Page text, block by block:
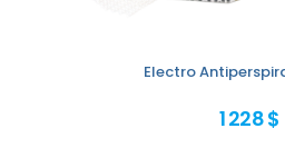
Electro
1 228 $